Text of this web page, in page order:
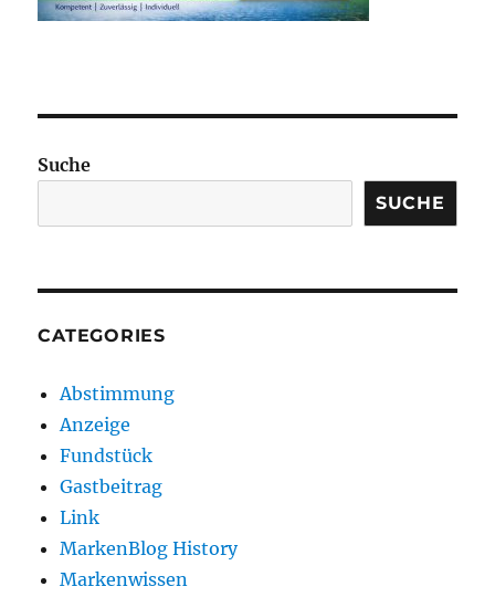
Suche
SUCHE
CATEGORIES
Abstimmung
Anzeige
Fundstück
Gastbeitrag
Link
MarkenBlog History
Markenwissen